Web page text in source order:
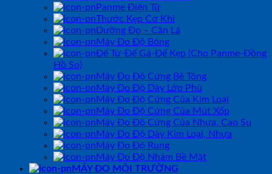
Panme Điện Tử
Thước Kẹp Cơ Khí
Dưỡng Đo – Căn Lá
Máy Đo Độ Bóng
Đế Từ-Đế Gá-Đế Kẹp (Cho Panme-Đồng
Hồ So)
Máy Đo Độ Cứng Bê Tông
Máy Đo Độ Dày Lớp Phủ
Máy Đo Độ Cứng Của Kim Loại
Máy Đo Độ Cứng Của Mút Xốp
Máy Đo Độ Cứng Của Nhựa, Cao Su
Máy Đo Độ Dày Kim Loại, Nhựa
Máy Đo Độ Rung
Máy Đo Độ Nhám Bề Mặt
MÁY ĐO MÔI TRƯỜNG